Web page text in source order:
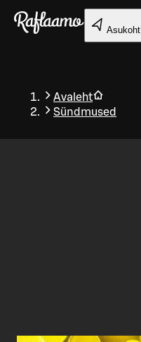
Liigu peamise sisu juurde
Asukoht
Avaleht
Sündmused
Tagasi